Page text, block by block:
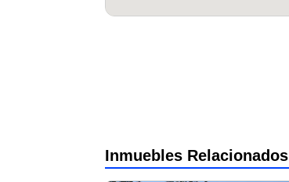
Inmuebles Relacionados